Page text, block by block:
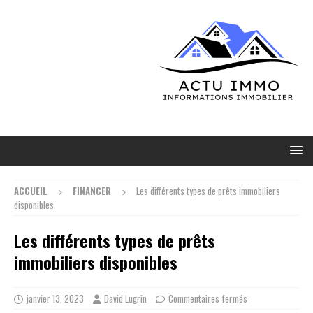
ACCUEIL FINANCER
Les différents types de prêts immobiliers
disponibles
Les différents types de prêts
immobiliers disponibles
janvier 13, 2023 David Lugrin Commentaires fermés